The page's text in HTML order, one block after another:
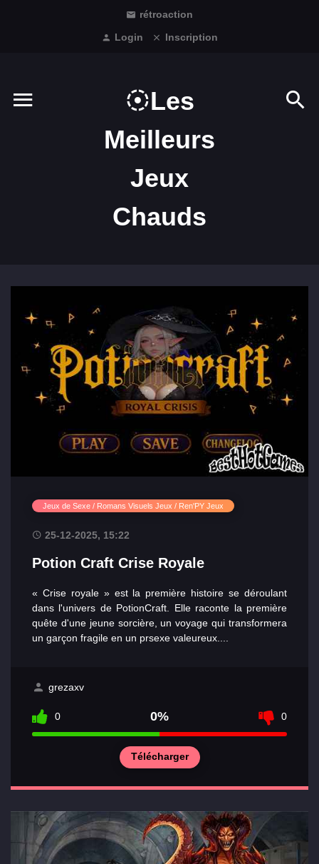
rétroaction
Login
Inscription
Les
Meilleurs
Jeux
Chauds
Jeux de Sexe / Romans Visuels Jeux / Ren'PY Jeux
25-12-2025, 15:22
Potion Craft Crise Royale
« Crise royale » est la première histoire se déroulant
dans l'univers de PotionCraft. Elle raconte la première
quête d'une jeune sorcière, un voyage qui transformera
un garçon fragile en un prsexe valeureux....
grezaxv
0 0% 0
Télécharger